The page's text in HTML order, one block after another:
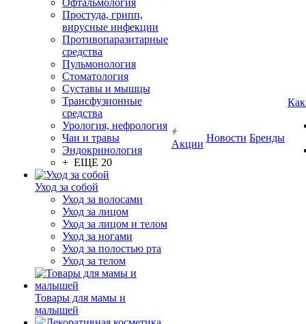
Офтальмология
Простуда, грипп,
вирусные инфекции
Противопаразитарные
средства
Пульмонология
Стоматология
Суставы и мышцы
Трансфузионные
средства
Урология, нефрология
Чаи и травы
Эндокринология
+ ЕЩЕ 20
Уход за собой
Уход за волосами
Уход за лицом
Уход за лицом и телом
Уход за ногами
Уход за полостью рта
Уход за телом
Товары для мамы и
малышей
Акции
Новости Бренды